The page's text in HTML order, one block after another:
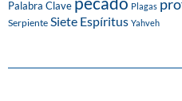
Palabra Clave Plagas
Serpiente Siete Espíritus Yahveh